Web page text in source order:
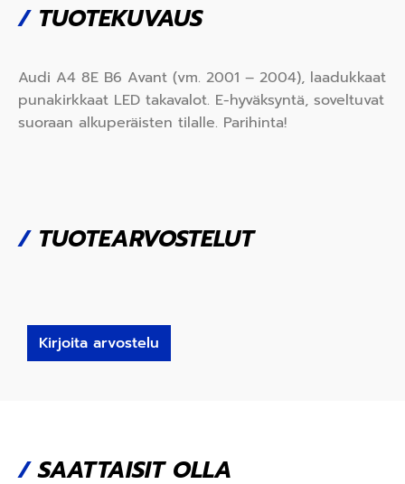
/TUOTEKUVAUS
Audi A4 8E B6 Avant (vm. 2001 – 2004), laadukkaat
punakirkkaat LED takavalot. E-hyväksyntä, soveltuvat
suoraan alkuperäisten tilalle. Parihinta!
/TUOTEARVOSTELUT
Kirjoita arvostelu
/SAATTAISIT OLLA